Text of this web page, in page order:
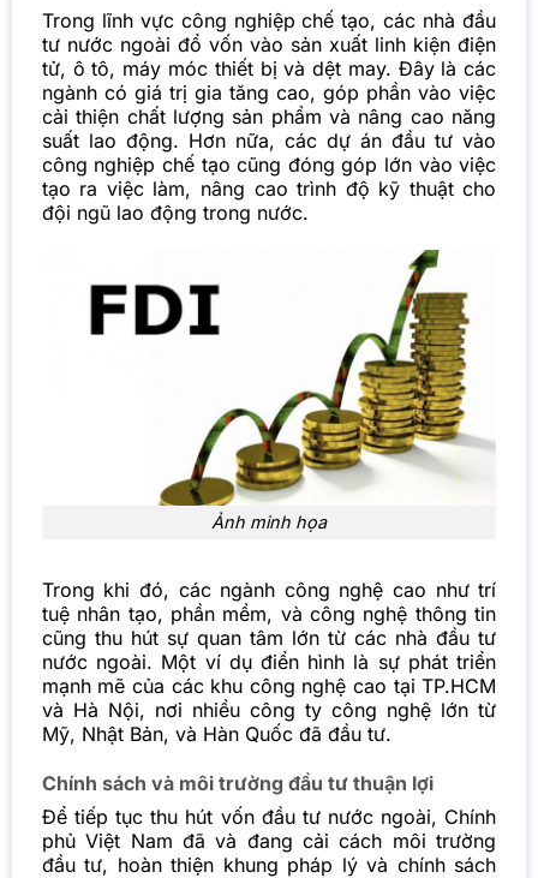
Trong lĩnh vực công nghiệp chế tạo, các nhà đầu
tư nước ngoài đổ vốn vào sản xuất linh kiện điện
tử, ô tô, máy móc thiết bị và dệt may. Đây là các
ngành có giá trị gia tăng cao, góp phần vào việc
cải thiện chất lượng sản phẩm và nâng cao năng
suất lao động. Hơn nữa, các dự án đầu tư vào
công nghiệp chế tạo cũng đóng góp lớn vào việc
tạo ra việc làm, nâng cao trình độ kỹ thuật cho
đội ngũ lao động trong nước.
Ảnh minh họa
Trong khi đó, các ngành công nghệ cao như trí
tuệ nhân tạo, phần mềm, và công nghệ thông tin
cũng thu hút sự quan tâm lớn từ các nhà đầu tư
nước ngoài. Một ví dụ điển hình là sự phát triển
mạnh mẽ của các khu công nghệ cao tại TP.HCM
và Hà Nội, nơi nhiều công ty công nghệ lớn từ
Mỹ, Nhật Bản, và Hàn Quốc đã đầu tư.
Chính sách và môi trường đầu tư thuận lợi
Để tiếp tục thu hút vốn đầu tư nước ngoài, Chính
phủ Việt Nam đã và đang cải cách môi trường
đầu tư, hoàn thiện khung pháp lý và chính sách